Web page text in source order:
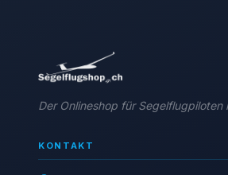
Der Onlineshop für Segelflugpiloten
KONTAKT